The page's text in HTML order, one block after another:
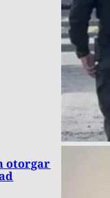
otorgar